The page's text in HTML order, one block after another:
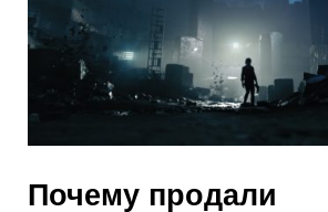
Почему продали